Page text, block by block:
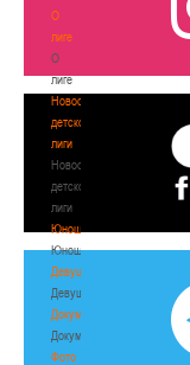
О
лиге
О
лиге
Новости
детской
лиги
Новости
детской
лиги
Юноши
Юноши
Девушки
Девушки
Документы
Документы
Фото